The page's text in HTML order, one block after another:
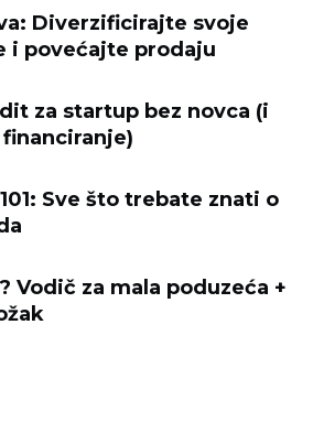
Diverzificirajte svoje
i povećajte prodaju
za startup bez novca (i
Sve što trebate znati o
Vodič za mala poduzeća +